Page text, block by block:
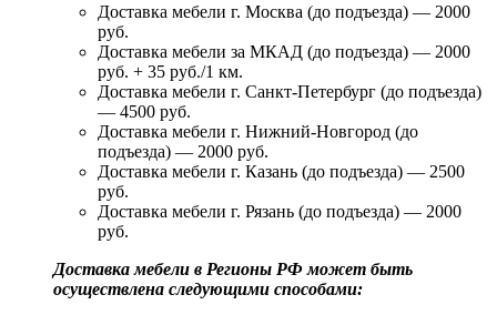
Доставка мебели г. Москва (до подъезда) — 2000
руб.
Доставка мебели за МКАД (до подъезда) — 2000
руб. + 35 руб./1 км.
Доставка мебели г. Санкт-Петербург (до подъезда)
— 4500 руб.
Доставка мебели г. Нижний-Новгород (до
подъезда) — 2000 руб.
Доставка мебели г. Казань (до подъезда) — 2500
руб.
Доставка мебели г. Рязань (до подъезда) — 2000
руб.
Доставка мебели в Регионы РФ может быть
осуществлена следующими способами: